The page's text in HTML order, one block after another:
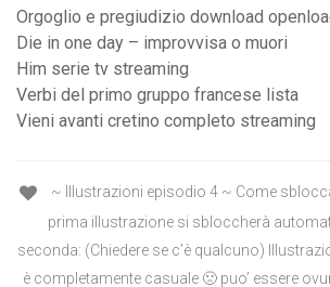
Orgoglio e pregiudizio download
Die in one day – improvvisa o muori
Him serie tv streaming
Verbi del primo gruppo francese lista
Vieni avanti cretino completo streaming
~ Illustrazioni episodio 4 ~ Come
prima illustrazione si sbloccherà
seconda: (Chiedere se c’è qualcuno)
è completamente casuale 🙁 puo’ essere